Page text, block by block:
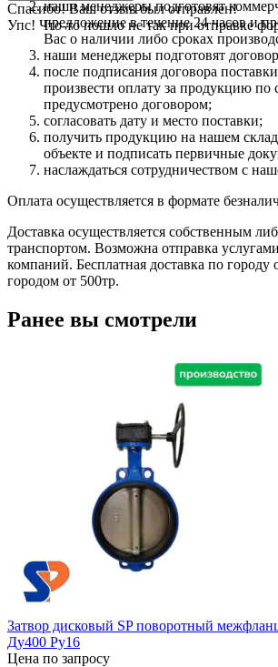
Спасибо! Ваш отзыв был отправлен!
Упс! Что-то пошло не так при отправке
наши менеджеры подготовят
предложение в течение 24 часов и
Вас о наличии либо сроках
наши менеджеры подготовят
после подписания договора
произвести оплату за продукцию по
предусмотрено договором;
согласовать дату и место поставки;
получить продукцию на нашем
объекте и подписать первичные
наслаждаться сотрудничеством с
Оплата осуществляется в формате
Доставка осуществляется собственным
транспортом. Возможна отправка
компаний. Бесплатная доставка по городу
городом от 500тр.
Ранее вы смотрели
Затвор дисковый SP поворотный
Ду400 Ру16
Цена по запросу